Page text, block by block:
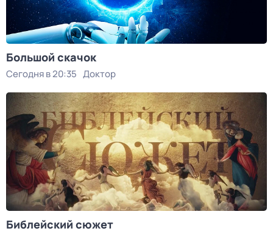
Большой скачок
Сегодня в 20:35 Доктор
Библейский сюжет